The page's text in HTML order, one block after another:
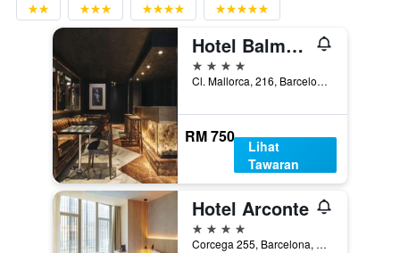
Hotel Balmes, a member of Preferred Hotels & Resorts
4 bintang
Cl. Mallorca, 216, Barcelona, Sepanyol
RM 750
Lihat
Tawaran
Hotel Arconte
4 bintang
Corcega 255, Barcelona, Sepanyol